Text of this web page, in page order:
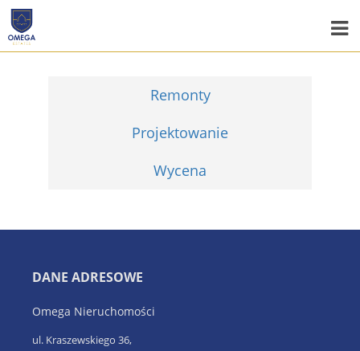
Remonty
Projektowanie
Wycena
DANE ADRESOWE
Omega Nieruchomości
ul. Kraszewskiego 36,